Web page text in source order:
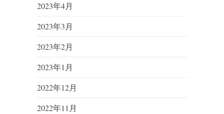
2023年4月
2023年3月
2023年2月
2023年1月
2022年12月
2022年11月